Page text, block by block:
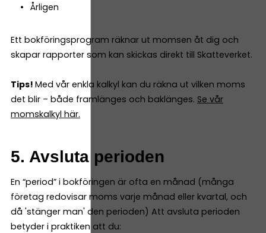
Årligen
Ett bokföringsprogram räknar ut momsen åt dig och
skapar rapporter som kan skickas direkt till Skatteverket.
Tips! Med vår enkla kalkyl kan du räkna ut vilken moms
det blir – både framlänges och baklänges. Se vår
momskalkyl här.
5. Avsluta perioden
En “period” i bokföringen är ofta en månad (många
företag redovisar moms varje månad eller kvartal, och
då 'stänger man' den perioden) Att avsluta perioden
betyder i praktiken att du: